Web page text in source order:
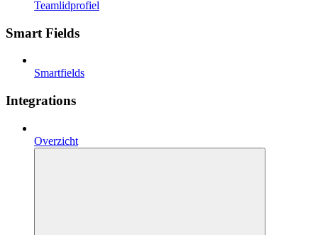
Teamlidprofiel
Smart Fields
Smartfields
Integrations
Overzicht